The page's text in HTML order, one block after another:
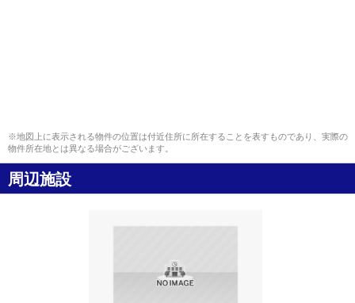
※地図上に表示される物件の位置は付近住所に所在することを表すものであり、実際の
物件所在地とは異なる場合がございます。
周辺施設